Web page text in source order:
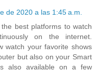
de 2020 a las 1:45 a.m.
best platforms to watch
on the internet.
watch your favorite shows
but also on your Smart
also available on a few